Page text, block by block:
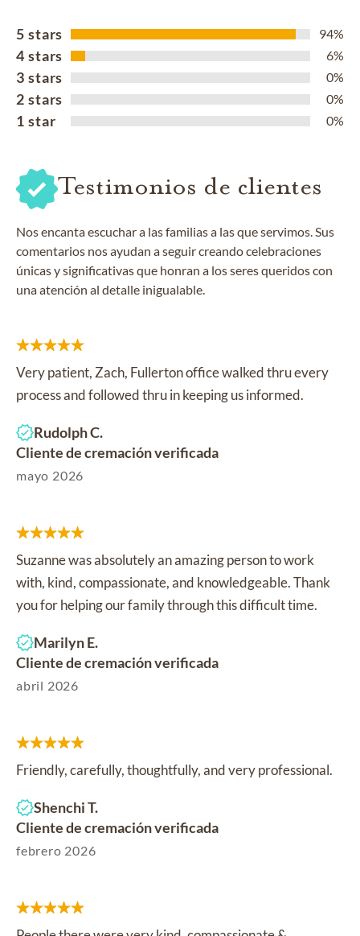
5 stars 94%
4 stars 6%
3 stars 0%
2 stars 0%
1 star 0%
Testimonios de clientes
Nos encanta escuchar a las familias a las que servimos. Sus
comentarios nos ayudan a seguir creando celebraciones
únicas y significativas que honran a los seres queridos con
una atención al detalle inigualable.
Very patient, Zach, Fullerton office walked thru every
process and followed thru in keeping us informed.
Rudolph C.
Cliente de cremación verificada
mayo 2026
Suzanne was absolutely an amazing person to work
with, kind, compassionate, and knowledgeable. Thank
you for helping our family through this difficult time.
Marilyn E.
Cliente de cremación verificada
abril 2026
Friendly, carefully, thoughtfully, and very professional.
Shenchi T.
Cliente de cremación verificada
febrero 2026